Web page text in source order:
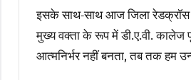
इसके साथ-साथ आज जिला रेडक्रॉस
मुख्य वक्ता के रूप में डी.ए.वी. कालेज
आत्मनिर्भर नहीं बनता, तब तक हम